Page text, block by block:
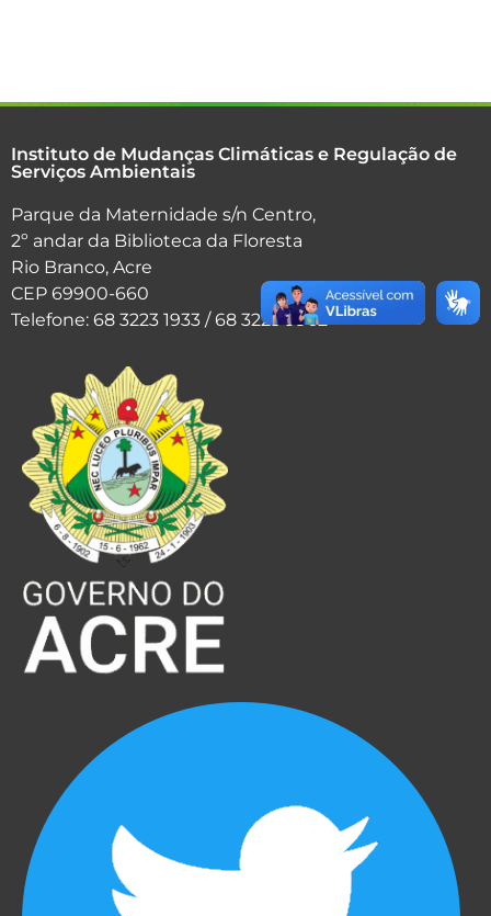
Instituto de Mudanças Climáticas e Regulação de
Serviços Ambientais
Parque da Maternidade s/n Centro,
2º andar da Biblioteca da Floresta
Rio Branco, Acre
CEP 69900-660
Telefone: 68 3223 1933 / 68 3223 9962